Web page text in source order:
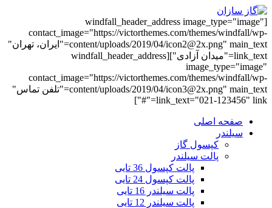
[windfall_header_address image_type="image"
contact_image="https://victorthemes.com/themes/windfall/wp-
content/uploads/2019/04/icon2@2x.png" main_text="ایران، تهران"
link_text="میدان آزادی"][windfall_header_address
image_type="image"
contact_image="https://victorthemes.com/themes/windfall/wp-
content/uploads/2019/04/icon3@2x.png" main_text="تلفن تماس"
link_text="021-123456" link="#"]
صفحه اصلی
سیلندر
کپسول گاز
پالت سیلندر
پالت کپسول 36 تایی
پالت کپسول 24 تایی
پالت سیلندر 16 تایی
پالت سیلندر 12 تایی